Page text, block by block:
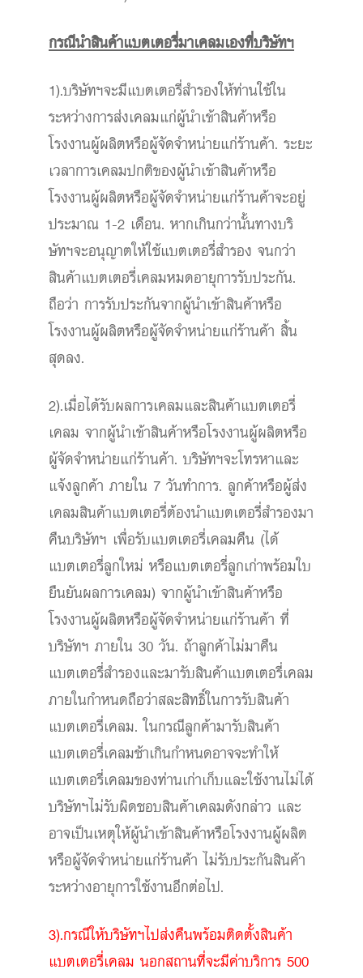
กรณีนำสินค้าแบตเตอรี่มาเคลมเองที่บริษัทฯ
1).บริษัทฯจะมีแบตเตอรี่สำรองให้ท่านใช้ใน
ระหว่างการส่งเคลมแก่ผู้นำเข้าสินค้าหรือ
โรงงานผู้ผลิตหรือผู้จัดจำหน่ายแก่ร้านค้า. ระยะ
เวลาการเคลมปกติของผู้นำเข้าสินค้าหรือ
โรงงานผู้ผลิตหรือผู้จัดจำหน่ายแก่ร้านค้าจะอยู่
ประมาณ 1-2 เดือน. หากเกินกว่านั้นทางบริ
ษัทฯจะอนุญาตให้ใช้แบตเตอรี่สำรอง จนกว่า
สินค้าแบตเตอรี่เคลมหมดอายุการรับประกัน.
ถือว่า การรับประกันจากผู้นำเข้าสินค้าหรือ
โรงงานผู้ผลิตหรือผู้จัดจำหน่ายแก่ร้านค้า สิ้น
สุดลง.
2).เมื่อได้รับผลการเคลมและสินค้าแบตเตอรี่
เคลม จากผู้นำเข้าสินค้าหรือโรงงานผู้ผลิตหรือ
ผู้จัดจำหน่ายแก่ร้านค้า. บริษัทฯจะโทรหาและ
แจ้งลูกค้า ภายใน 7 วันทำการ. ลูกค้าหรือผู้ส่ง
เคลมสินค้าแบตเตอรี่ต้องนำแบตเตอรี่สำรองมา
คืนบริษัทฯ เพื่อรับแบตเตอรี่เคลมคืน (ได้
แบตเตอรี่ลูกใหม่ หรือแบตเตอรี่ลูกเก่าพร้อมใบ
ยืนยันผลการเคลม) จากผู้นำเข้าสินค้าหรือ
โรงงานผู้ผลิตหรือผู้จัดจำหน่ายแก่ร้านค้า ที่
บริษัทฯ ภายใน 30 วัน. ถ้าลูกค้าไม่มาคืน
แบตเตอรี่สำรองและมารับสินค้าแบตเตอรี่เคลม
ภายในกำหนดถือว่าสละสิทธิ์ในการรับสินค้า
แบตเตอรี่เคลม. ในกรณีลูกค้ามารับสินค้า
แบตเตอรี่เคลมช้าเกินกำหนดอาจจะทำให้
แบตเตอรี่เคลมของท่านเก่าเก็บและใช้งานไม่ได้
บริษัทฯไม่รับผิดชอบสินค้าเคลมดังกล่าว และ
อาจเป็นเหตุให้ผู้นำเข้าสินค้าหรือโรงงานผู้ผลิต
หรือผู้จัดจำหน่ายแก่ร้านค้า ไม่รับประกันสินค้า
ระหว่างอายุการใช้งานอีกต่อไป.
3).กรณีให้บริษัทฯไปส่งคืนพร้อมติดตั้งสินค้า
แบตเตอรี่เคลม นอกสถานที่จะมีค่าบริการ 500